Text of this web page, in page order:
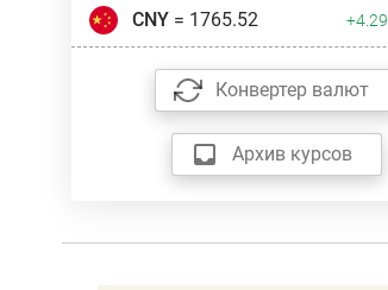
CNY= 1765.52 +4.29
Конвертер валют
Архив курсов